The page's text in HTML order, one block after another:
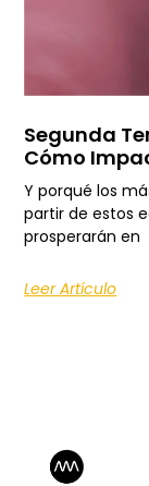
Segunda
Cómo
Y porqué los
partir de estos
prosperarán en
Leer Artículo